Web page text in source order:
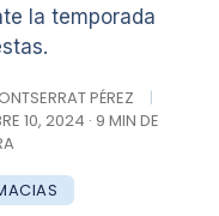
la temporada
PÉREZ
|
10, 2024 · 9 MIN DE